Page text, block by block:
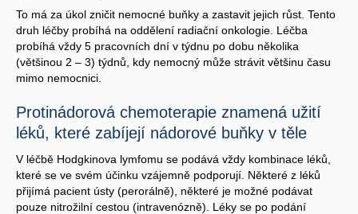
To má za úkol zničit nemocné buňky a zastavit jejich růst. Tento
druh léčby probíhá na oddělení radiační onkologie. Léčba
probíhá vždy 5 pracovních dní v týdnu po dobu několika
(většinou 2 – 3) týdnů, kdy nemocný může strávit většinu času
mimo nemocnici.
Protinádorová chemoterapie znamená užití
léků, které zabíjejí nádorové buňky v těle
V léčbě Hodgkinova lymfomu se podává vždy kombinace léků,
které se ve svém účinku vzájemně podporují. Některé z léků
přijímá pacient ústy (perorálně), některé je možné podávat
pouze nitrožilní cestou (intravenózně). Léky se po podání